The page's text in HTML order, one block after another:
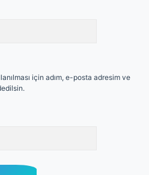
için adım, e-posta adresim ve